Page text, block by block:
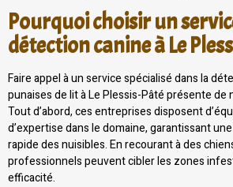
Pourquoi choisir un
détection canine à Le
Faire appel à un service spécialisé dans la
punaises de lit à Le Plessis-Pâté présente de
Tout d’abord, ces entreprises disposent
d’expertise dans le domaine, garantissant
rapide des nuisibles. En recourant à des
professionnels peuvent cibler les zones
efficacité.